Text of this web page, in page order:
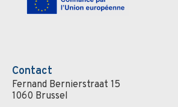
Contact
Fernand Bernierstraat 15
1060 Brussel